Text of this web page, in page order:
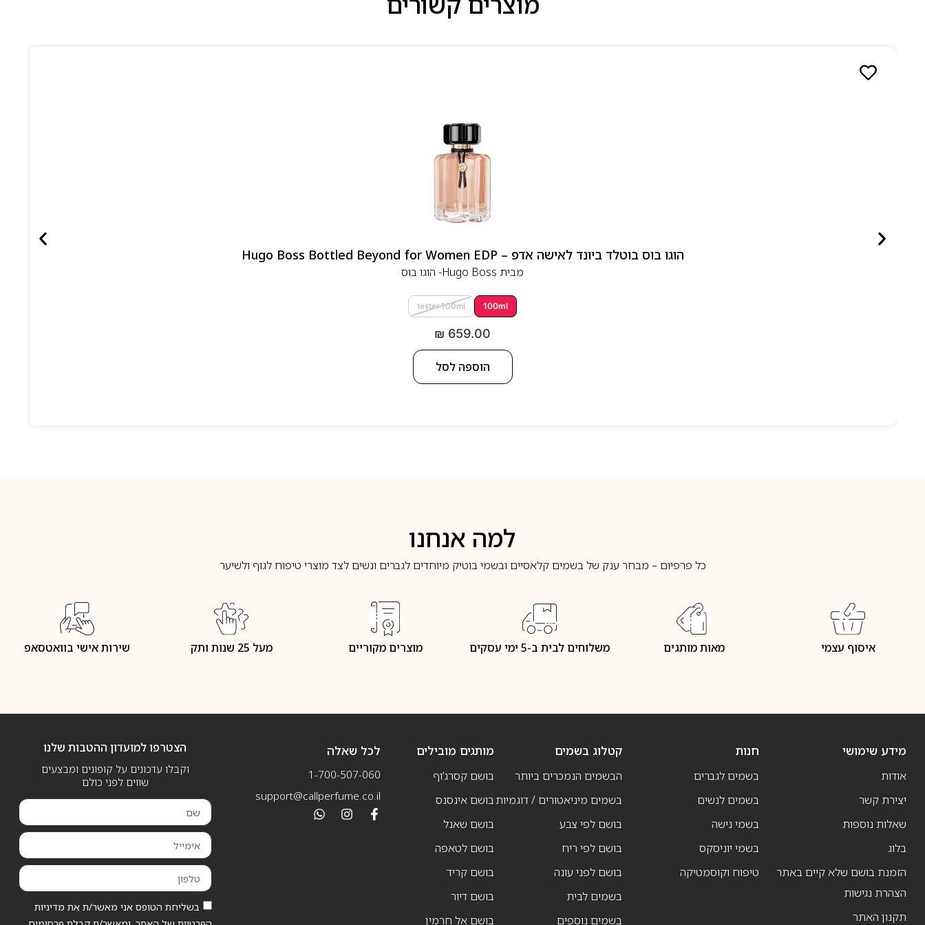
הוגו בוס בוטלד ביונד לאישה אדפ – Hugo Boss Bottled Beyond for Women EDP
מבית Hugo Boss- הוגו בוס
100ml
tester 100ml
₪ 659.00
הוספה לסל
למה אנחנו
כל פרפיום – מבחר ענק של בשמים קלאסיים ובשמי בוטיק מיוחדים לגברים ונשים לצד מוצרי טיפוח לגוף ולשיער
איסוף עצמי מאות מותגים משלוחים לבית ב-5 ימי עסקים מוצרים מקוריים מעל 25 שנות ותק שירות אישי בוואטסאפ
מידע שימושי
אודות
יצירת קשר
שאלות נוספות
בלוג
הזמנת בושם שלא קיים באתר
הצהרת נגישות
תקנון האתר
חנות
בשמים לגברים
בשמים לנשים
בשמי נישה
בשמי יוניסקס
טיפוח וקוסמטיקה
קטלוג בשמים
הבשמים הנמכרים ביותר
בשמים מיניאטורים / דוגמיות
בושם לפי צבע
בושם לפי ריח
בושם לפני עונה
בשמים לבית
בשמים נוספים
מותגים מובילים
בושם קסרג’וף
בושם אינסנס
בושם שאנל
בושם לטאפה
בושם קריד
בושם דיור
בושם אל חרמין
לכל שאלה
1-700-507-060
support@callperfume.co.il
הצטרפו למועדון ההטבות שלנו
וקבלו עדכונים על קופונים ומבצעים
שווים לפני כולם
בשליחת הטופס אני מאשר/ת את מדיניות